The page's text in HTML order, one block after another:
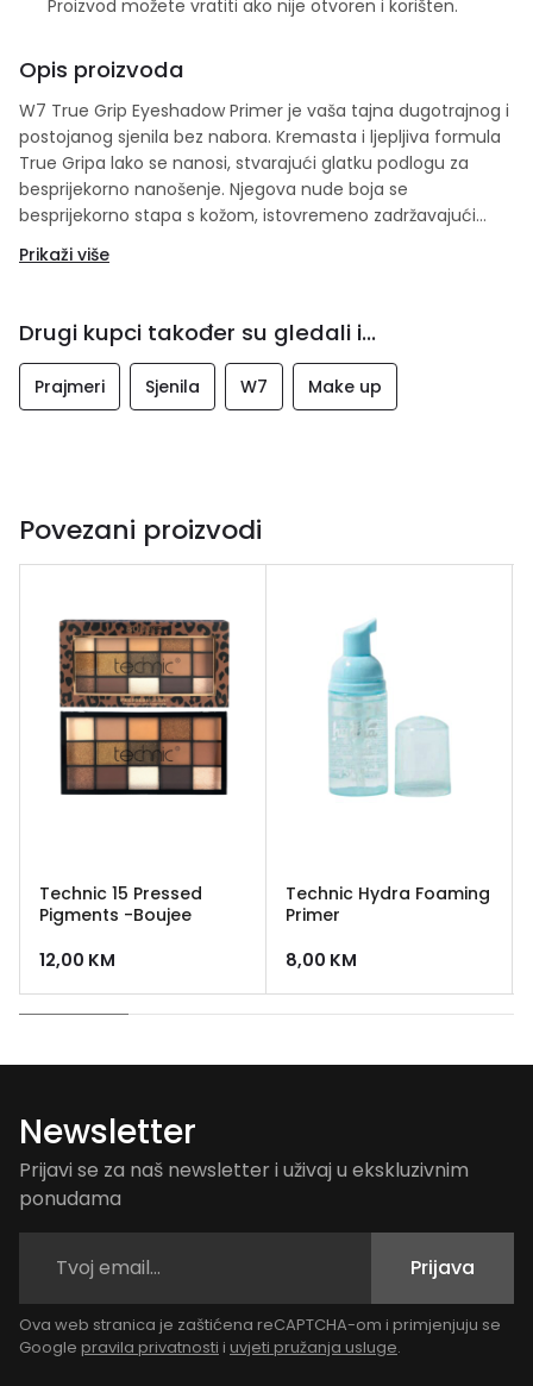
Proizvod možete vratiti ako nije otvoren i korišten.
Opis proizvoda
W7 True Grip Eyeshadow Primer je vaša tajna dugotrajnog i
postojanog sjenila bez nabora. Kremasta i ljepljiva formula
True Gripa lako se nanosi, stvarajući glatku podlogu za
besprijekorno nanošenje. Njegova nude boja se
besprijekorno stapa s kožom, istovremeno zadržavajući
Prikaži više
Drugi kupci također su gledali i...
Prajmeri Sjenila W7 Make up
Povezani proizvodi
Technic 15 Pressed
Pigments -Boujee
12,00 KM
Technic Hydra Foaming
Primer
8,00 KM
Newsletter
Prijavi se za naš newsletter i uživaj u ekskluzivnim
ponudama
Prijava
Ova web stranica je zaštićena reCAPTCHA-om i primjenjuju se
Google pravila privatnosti i uvjeti pružanja usluge.